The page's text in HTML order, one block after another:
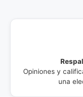
Opiniones y
una